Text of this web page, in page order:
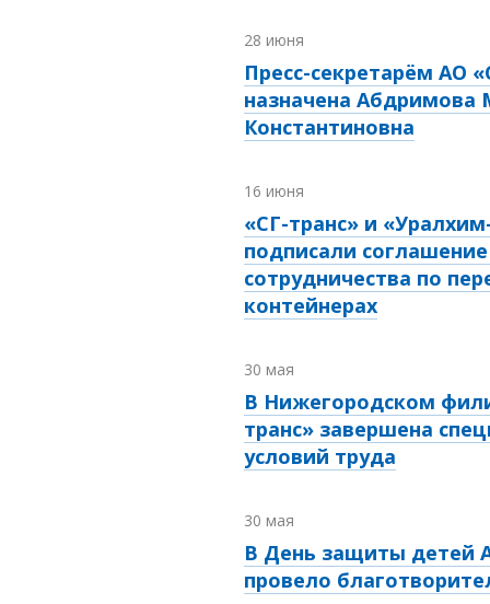
28 июня
Пресс-секретарём АО
назначена Абдримова
Константиновна
16 июня
«СГ-транс» и
подписали
сотрудничества по
контейнерах
30 мая
В Нижегородском
транс» завершена
условий труда
30 мая
В День защиты детей
провело